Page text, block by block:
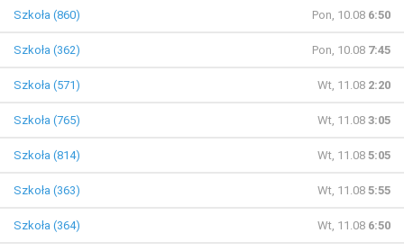
Szkoła (860) Pon, 10.08 6:50
Szkoła (362) Pon, 10.08 7:45
Szkoła (571) Wt, 11.08 2:20
Szkoła (765) Wt, 11.08 3:05
Szkoła (814) Wt, 11.08 5:05
Szkoła (363) Wt, 11.08 5:55
Szkoła (364) Wt, 11.08 6:50